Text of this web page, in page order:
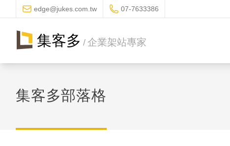
edge@jukes.com.tw 07-7633386
集客多 / 企業架站專家
集客多部落格